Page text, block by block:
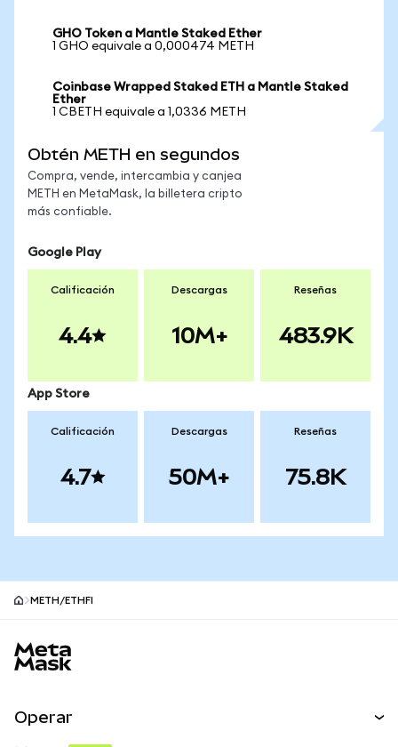
GHO Token a Mantle Staked Ether
1 GHO equivale a 0,000474 METH
Coinbase Wrapped Staked ETH a Mantle Staked
Ether
1 CBETH equivale a 1,0336 METH
Obtén METH en segundos
Compra, vende, intercambia y canjea
METH en MetaMask, la billetera cripto
más confiable.
Google Play
Calificación
4.4
Descargas
10M+
Reseñas
483.9K
App Store
Calificación
4.7
Descargas
50M+
Reseñas
75.8K
METH/ETHFI
Operar